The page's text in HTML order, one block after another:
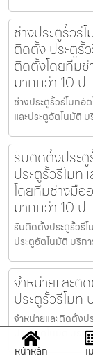
ช่างประตูรั้วรีโ
ติดตั้ง ประตูรั้
ติดตั้งโดยทีม
มากกว่า 10 ปี
ช่างประตูรั้วรีโมทอั
และประตูอัตโนมัติ
รับติดตั้งประตู
ประตูรั้วรีโม
โดยทีมช่างมือ
มากกว่า 10 ปี
รับติดตั้งประตูรั้วรีโ
ประตูอัตโนมัติ บริ
จำหน่ายและติ
ประตูรั้วรีโมท
จำหน่ายและติดตั้งป
ประตูอัตโนมัติ บริ
หน้าหลัก